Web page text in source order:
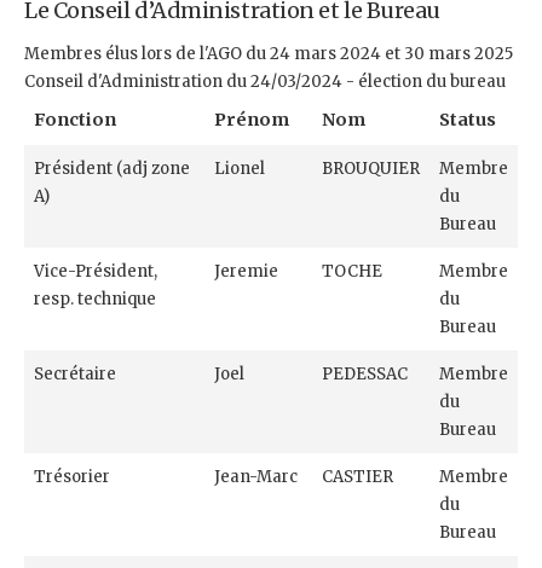
Le Conseil d’Administration et le Bureau
Membres élus lors de l'AGO du 24 mars 2024 et 30 mars 2025
Conseil d'Administration du 24/03/2024 - élection du bureau
Fonction Prénom Nom Status
Président (adj zone
A)
Lionel BROUQUIER
Membre
du
Bureau
Vice-Président,
resp. technique
Jeremie TOCHE
Membre
du
Bureau
Secrétaire Joel PEDESSAC
Membre
du
Bureau
Trésorier Jean-Marc CASTIER
Membre
du
Bureau